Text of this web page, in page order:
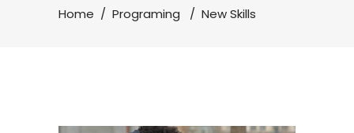
Home / Programing / New Skills